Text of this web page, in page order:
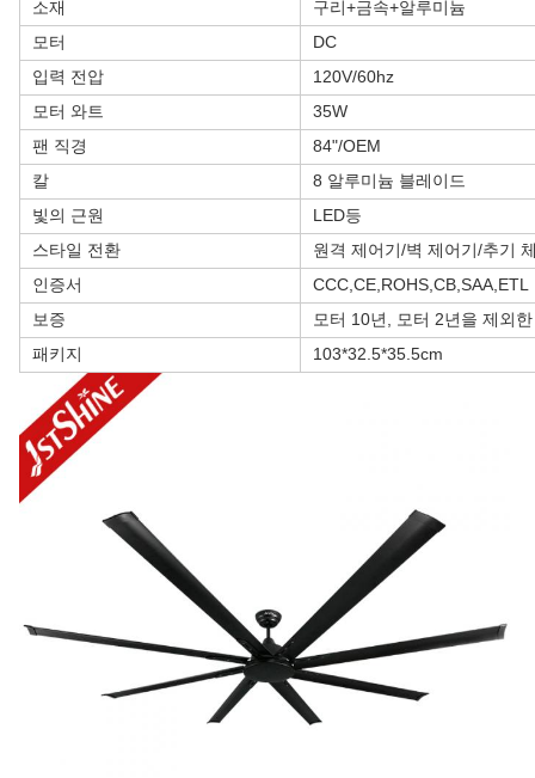
소재
구리+금속+알루미늄
모터
DC
입력 전압
120V/60hz
모터 와트
35W
팬 직경
84"/OEM
칼
8 알루미늄 블레이드
빛의 근원
LED등
스타일 전환
원격 제어기/벽 제어기/추기
인증서
CCC,CE,ROHS,CB,SAA,ETL
보증
모터 10년, 모터 2년을 제외
패키지
103*32.5*35.5cm